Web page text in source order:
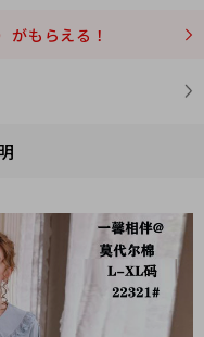
がもらえる！